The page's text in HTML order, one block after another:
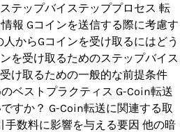
テップバイステッププロセス 転
報 Gコインを送信する際に考慮す
からGコインを受け取るにはどう
を受け取るためのステップバイス
け取るための一般的な前提条件
ベストプラクティス G-Coin転送
すか？ G-Coin転送に関連する取
手数料に影響を与える要因 他の暗